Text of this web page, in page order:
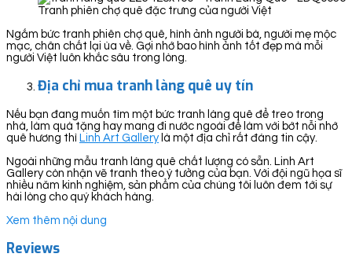
Tranh phiên chợ quê đặc trưng của người Việt
Ngắm bức tranh phiên chợ quê, hình ảnh người bà, người mẹ mộc
mạc, chân chất lại ùa về. Gợi nhớ bao hình ảnh tốt đẹp mà mỗi
người Việt luôn khắc sâu trong lòng.
Địa chỉ mua tranh làng quê uy tín
Nếu bạn đang muốn tìm một bức tranh làng quê để treo trong
nhà, làm quà tặng hay mang đi nước ngoài để làm với bớt nỗi nhớ
quê hương thì Linh Art Gallery là một địa chỉ rất đáng tin cậy.
Ngoài những mẫu tranh làng quê chất lượng có sẵn. Linh Art
Gallery còn nhận vẽ tranh theo ý tưởng của bạn. Với đội ngũ họa sĩ
nhiều năm kinh nghiệm, sản phẩm của chúng tôi luôn đem tới sự
hài lòng cho quý khách hàng.
Xem thêm nội dung
Reviews